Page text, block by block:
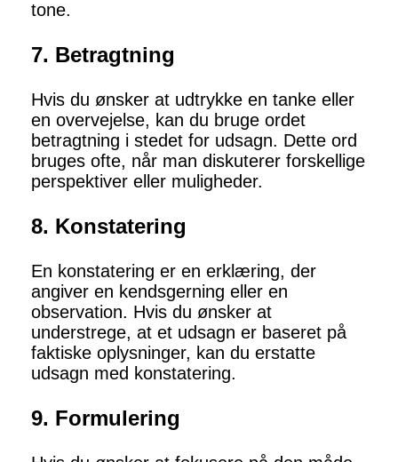
tone.
7. Betragtning
Hvis du ønsker at udtrykke en tanke eller
en overvejelse, kan du bruge ordet
betragtning i stedet for udsagn. Dette ord
bruges ofte, når man diskuterer forskellige
perspektiver eller muligheder.
8. Konstatering
En konstatering er en erklæring, der
angiver en kendsgerning eller en
observation. Hvis du ønsker at
understrege, at et udsagn er baseret på
faktiske oplysninger, kan du erstatte
udsagn med konstatering.
9. Formulering